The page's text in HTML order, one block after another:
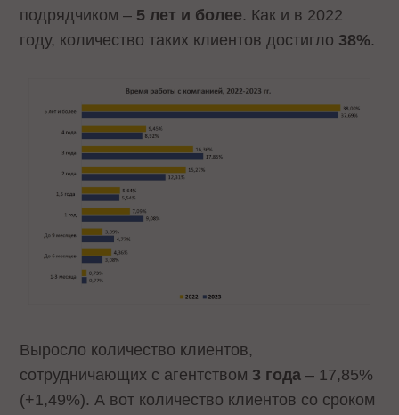
подрядчиком – 5 лет и более. Как и в 2022
году, количество таких клиентов достигло 38%.
Выросло количество клиентов,
сотрудничающих с агентством 3 года – 17,85%
(+1,49%). А вот количество клиентов со сроком